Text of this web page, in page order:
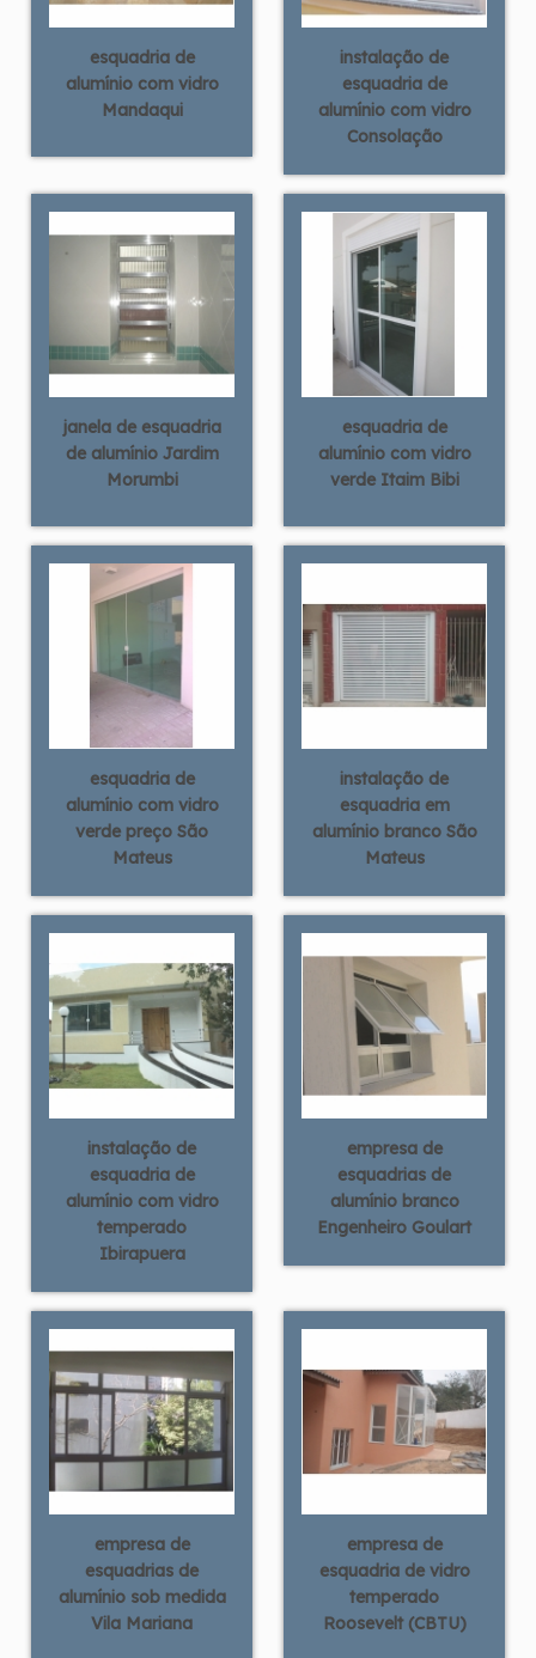
esquadria de
alumínio com vidro
Mandaqui
instalação de
esquadria de
alumínio com vidro
Consolação
janela de esquadria
de alumínio Jardim
Morumbi
esquadria de
alumínio com vidro
verde Itaim Bibi
esquadria de
alumínio com vidro
verde preço São
Mateus
instalação de
esquadria em
alumínio branco São
Mateus
instalação de
esquadria de
alumínio com vidro
temperado
Ibirapuera
empresa de
esquadrias de
alumínio branco
Engenheiro Goulart
empresa de
esquadrias de
alumínio sob medida
Vila Mariana
empresa de
esquadria de vidro
temperado
Roosevelt (CBTU)